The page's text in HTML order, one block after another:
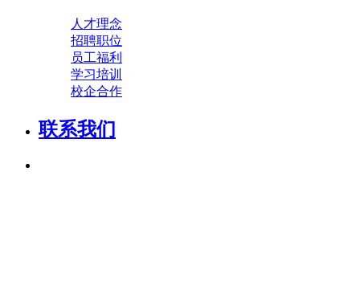
人才理念
招聘职位
员工福利
学习培训
校企合作
联系我们